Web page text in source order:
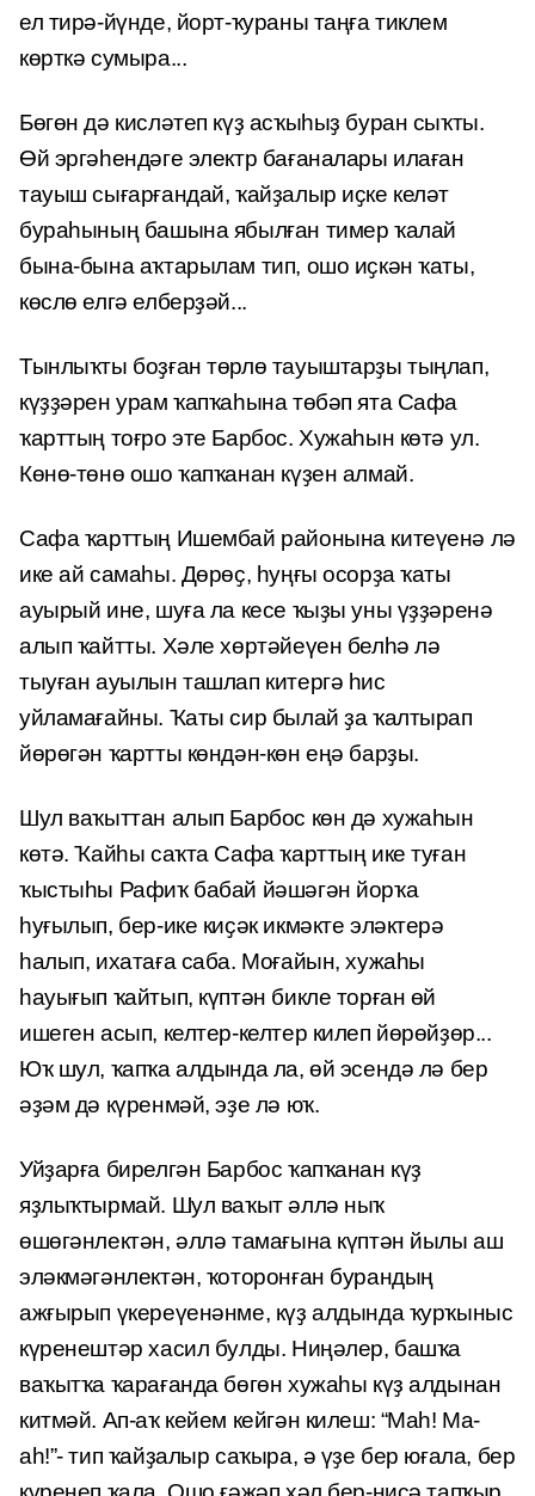
ел тирә-йүнде, йорт-ҡураны таңға тиклем
көрткә сумыра...
Бөгөн дә кисләтеп күҙ асҡыһыҙ буран сыҡты.
Өй эргәһендәге электр бағаналары илаған
тауыш сығарғандай, ҡайҙалыр иҫке келәт
бураһының башына ябылған тимер ҡалай
бына-бына аҡтарылам тип, ошо иҫкән ҡаты,
көслө елгә елберҙәй...
Тынлыҡты боҙған төрлө тауыштарҙы тыңлап,
күҙҙәрен урам ҡапҡаһына төбәп ята Сафа
ҡарттың тоғро эте Барбос. Хужаһын көтә ул.
Көнө-төнө ошо ҡапҡанан күҙен алмай.
Сафа ҡарттың Ишембай районына китеүенә лә
ике ай самаһы. Дөрөҫ, һуңғы осорҙа ҡаты
ауырый ине, шуға ла кесе ҡыҙы уны үҙҙәренә
алып ҡайтты. Хәле хөртәйеүен белһә лә
тыуған ауылын ташлап китергә һис
уйламағайны. Ҡаты сир былай ҙа ҡалтырап
йөрөгән ҡартты көндән-көн еңә барҙы.
Шул ваҡыттан алып Барбос көн дә хужаһын
көтә. Ҡайһы саҡта Сафа ҡарттың ике туған
ҡыстыһы Рафиҡ бабай йәшәгән йорҡа
һуғылып, бер-ике киҫәк икмәкте эләктерә
һалып, ихатаға саба. Моғайын, хужаһы
һауығып ҡайтып, күптән бикле торған өй
ишеген асып, келтер-келтер килеп йөрөйҙөр...
Юҡ шул, ҡапҡа алдында ла, өй эсендә лә бер
әҙәм дә күренмәй, эҙе лә юҡ.
Уйҙарға бирелгән Барбос ҡапҡанан күҙ
яҙлыҡтырмай. Шул ваҡыт әллә ныҡ
өшөгәнлектән, әллә тамағына күптән йылы аш
эләкмәгәнлектән, ҡоторонған бурандың
ажғырып үкереүенәнме, күҙ алдында ҡурҡыныс
күренештәр хасил булды. Ниңәлер, башҡа
ваҡытҡа ҡарағанда бөгөн хужаһы күҙ алдынан
китмәй. Ап-аҡ кейем кейгән килеш: “Маһ! Ма-
аһ!”- тип ҡайҙалыр саҡыра, ә үҙе бер юғала, бер